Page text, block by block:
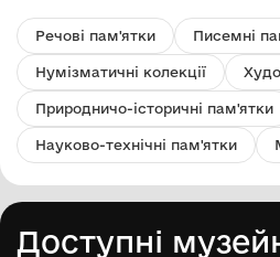
Речові пам'ятки Писемні
Нумізматичні колекції
Природничо-історичні пам'ятки
Науково-технічні пам'ятки
Доступні